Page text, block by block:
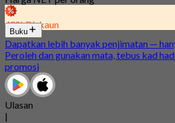
48% Diskaun
Buku
Dapatkan lebih banyak penjimatan —
Peroleh dan gunakan mata, tebus kad
promosi
Ulasan
|